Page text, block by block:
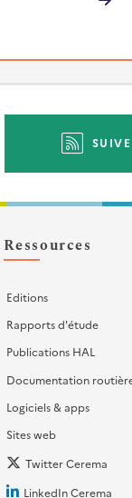
Ressources
Editions
Rapports d'étude
Publications HAL
Documentation
Logiciels & apps
Sites web
Twitter Cerema
LinkedIn Cerema